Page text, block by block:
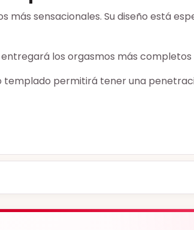
más sensacionales. Su diseño está
entregará los orgasmos más completos
permitirá tener una